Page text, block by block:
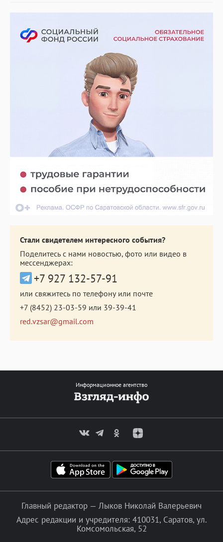
Стали свидетелем интересного события?
Поделитесь с нами новостью, фото или видео в
мессенджерах:
+7 927 132-57-91
или свяжитесь по телефону или почте
+7 (8452) 23-03-59 или 39-39-41
red.vzsar@gmail.com
Информационное агентство
Главный редактор — Лыков Николай Валерьевич
Адрес редакции и учредителя: 410031, Саратов, ул.
Комсомольская, 52